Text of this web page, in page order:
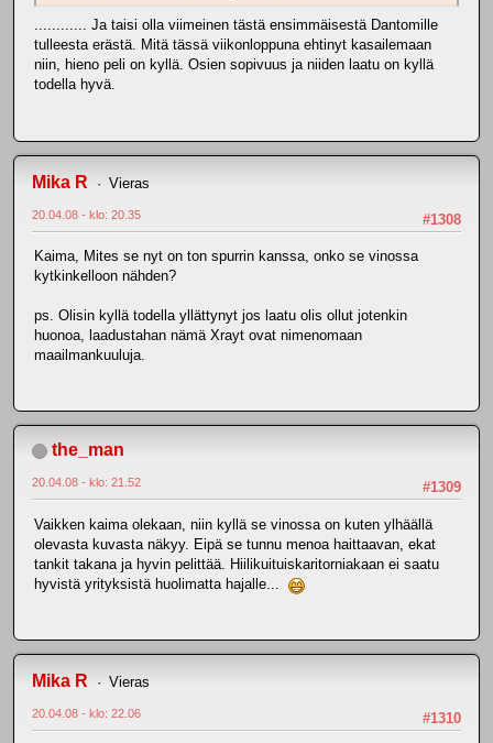
............ Ja taisi olla viimeinen tästä ensimmäisestä Dantomille
tulleesta erästä. Mitä tässä viikonloppuna ehtinyt kasailemaan
niin, hieno peli on kyllä. Osien sopivuus ja niiden laatu on kyllä
todella hyvä.
Mika R Vieras
#1308
20.04.08 - klo: 20.35
Kaima, Mites se nyt on ton spurrin kanssa, onko se vinossa
kytkinkelloon nähden?
ps. Olisin kyllä todella yllättynyt jos laatu olis ollut jotenkin
huonoa, laadustahan nämä Xrayt ovat nimenomaan
maailmankuuluja.
the_man
#1309
20.04.08 - klo: 21.52
Vaikken kaima olekaan, niin kyllä se vinossa on kuten ylhäällä
olevasta kuvasta näkyy. Eipä se tunnu menoa haittaavan, ekat
tankit takana ja hyvin pelittää. Hiilikuituiskaritorniakaan ei saatu
hyvistä yrityksistä huolimatta hajalle...
Mika R Vieras
#1310
20.04.08 - klo: 22.06